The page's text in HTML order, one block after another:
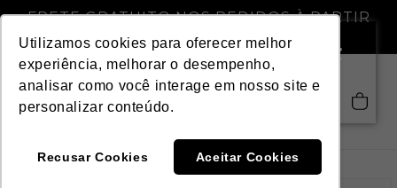
Saiba mais
Utilizamos cookies para oferecer melhor
experiência, melhorar o desempenho,
analisar como você interage em nosso site e
personalizar conteúdo.
Recusar Cookies Aceitar Cookies
para o
conteúdo
FRETE GRATUITO NOS PEDIDOS À PARTIR
DE R$ 299,00
Carrinho